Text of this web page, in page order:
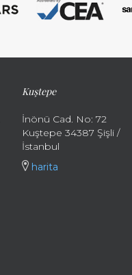
Kuştepe
İnönü Cad. No: 72
Kuştepe 34387 Şişli /
İstanbul
harita